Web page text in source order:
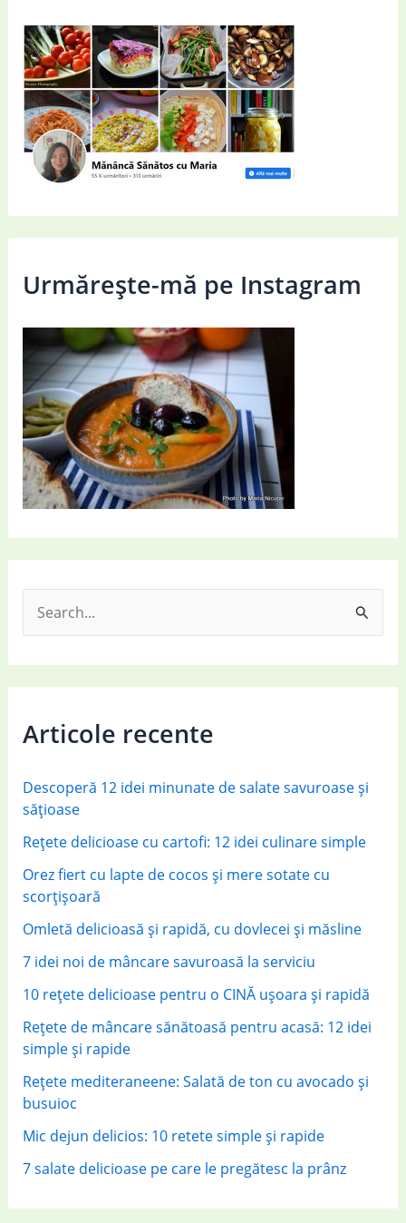
Urmărește-mă pe Instagram
e
a
r
h
o
r
Articole recente
Descoperă 12 idei minunate de salate savuroase și
sățioase
Rețete delicioase cu cartofi: 12 idei culinare simple
Orez fiert cu lapte de cocos și mere sotate cu
scorțișoară
Omletă delicioasă și rapidă, cu dovlecei și măsline
7 idei noi de mâncare savuroasă la serviciu
10 rețete delicioase pentru o CINĂ ușoara și rapidă
Rețete de mâncare sănătoasă pentru acasă: 12 idei
simple și rapide
Rețete mediteraneene: Salată de ton cu avocado și
busuioc
Mic dejun delicios: 10 retete simple și rapide
7 salate delicioase pe care le pregătesc la prânz